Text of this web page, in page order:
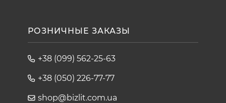
РОЗНИЧНЫЕ ЗАКАЗЫ
+38 (099) 562-25-63
+38 (050) 226-77-77
shop@bizlit.com.ua